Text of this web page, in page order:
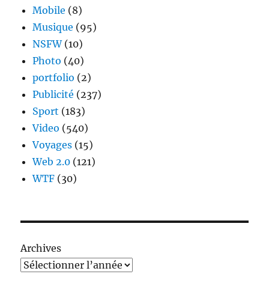
Mobile (8)
Musique (95)
NSFW(10)
Photo (40)
portfolio (2)
Publicité (237)
Sport (183)
Video (540)
Voyages (15)
Web 2.0 (121)
WTF (30)
Archives